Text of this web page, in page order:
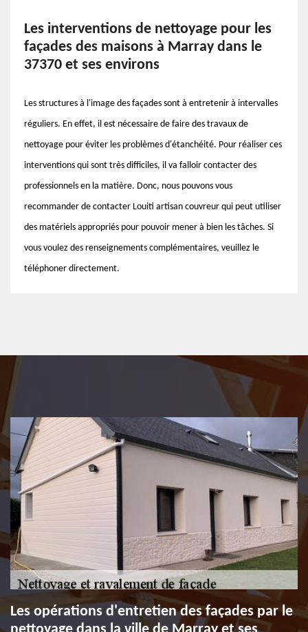
Les interventions de nettoyage pour les
façades des maisons à Marray dans le
37370 et ses environs
Les structures à l'image des façades sont à entretenir à intervalles
réguliers. En effet, il est nécessaire de faire des travaux de
nettoyage pour éviter les problèmes d'étanchéité. Pour réaliser ces
interventions qui sont très difficiles, il va falloir contacter des
professionnels en la matière. Donc, nous pouvons vous
recommander de contacter Louiti artisan couvreur qui peut utiliser
des matériels appropriés pour pouvoir mener à bien les tâches. Si
vous voulez des renseignements complémentaires, veuillez le
téléphoner directement.
Les opérations d'entretien des façades par le